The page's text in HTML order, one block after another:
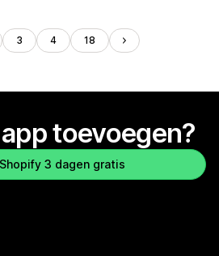
3 4 18
toevoegen?
3 dagen gratis